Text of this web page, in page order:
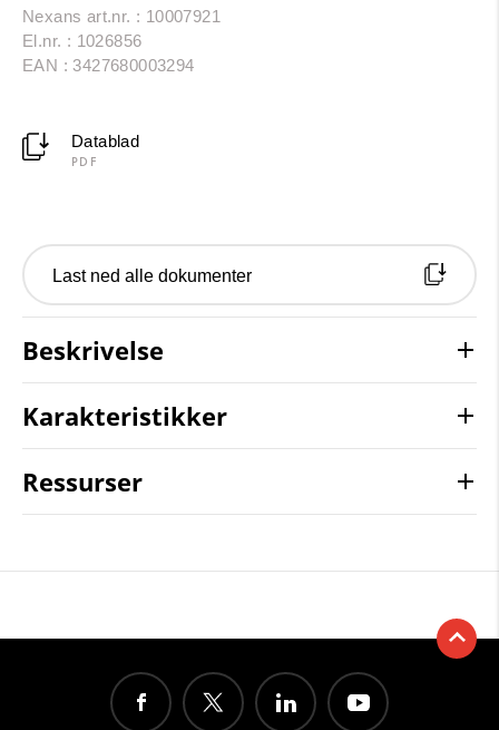
Nexans art.nr. : 10007921
El.nr. : 1026856
EAN : 3427680003294
Datablad
PDF
Last ned alle dokumenter
Beskrivelse
Karakteristikker
Ressurser